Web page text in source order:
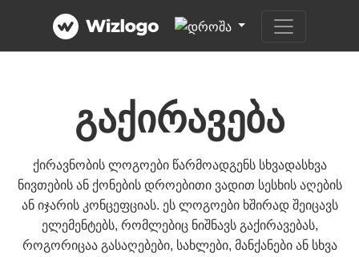
გაქირავება
ქირავნობის ლოგოები წარმოადგენს სხვადასხვა
ნივთების ან ქონების დროებითი ვადით სესხის აღების
ან იჯარის კონცეფციას. ეს ლოგოები ხშირად შეიცავს
ელემენტებს, რომლებიც ნიშნავს გაქირავებას,
როგორიცაა გასაღებები, სახლები, მანქანები ან სხვა